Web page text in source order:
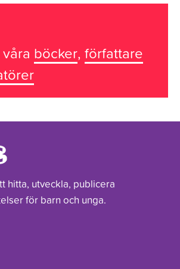
böcker, författare
hitta, utveckla, publicera
för barn och unga.